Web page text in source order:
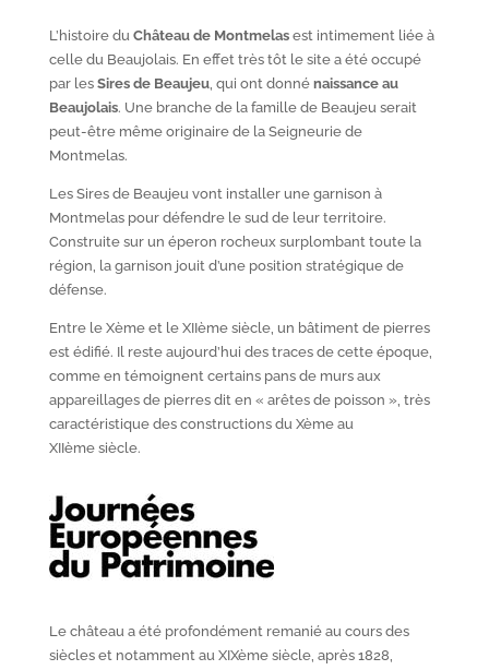
L’histoire duChâteau de Montmelasest intimement liée à
celle du Beaujolais. En effet très tôt le site a été occupé
par les Sires de Beaujeu, qui ont donné naissance au
Beaujolais. Une branche de la famille de Beaujeu serait
peut-être même originaire de la Seigneurie de
Montmelas.
Les Sires de Beaujeu vont installer une garnison à
Montmelas pour défendre le sud de leur territoire.
Construite sur un éperon rocheux surplombant toute la
région, la garnison jouit d’une position stratégique de
défense.
Entre le Xèmeet le XIIèmesiècle, un bâtiment de pierres
est édifié. Il reste aujourd’hui des traces de cette époque,
comme en témoignent certains pans de murs aux
appareillages de pierres dit en « arêtes de poisson », très
caractéristique des constructions du Xèmeau
XIIèmesiècle.
Le château a été profondément remanié au cours des
siècles et notamment au XIXèmesiècle, après 1828,